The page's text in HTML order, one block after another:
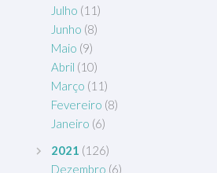
Julho (11)
Junho (8)
Maio (9)
Abril (10)
Março (11)
Fevereiro (8)
Janeiro (6)
2021 (126)
Dezembro (6)